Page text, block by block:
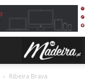
Ribeira Brava